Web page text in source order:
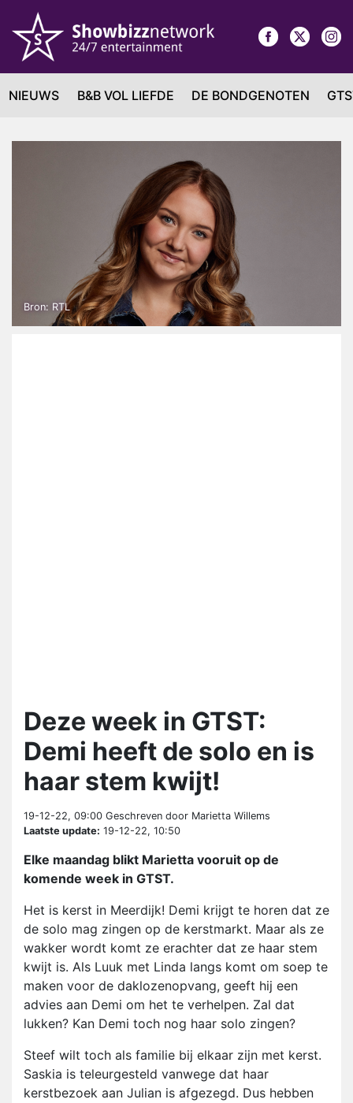
NIEUWS B&B VOL LIEFDE DE BONDGENOTEN
Bron: RTL
Deze week in GTST:
Demi heeft de solo en is
haar stem kwijt!
19-12-22, 09:00 Geschreven door Marietta Willems
Laatste update: 19-12-22, 10:50
Elke maandag blikt Marietta vooruit op de
komende week in GTST.
Het is kerst in Meerdijk! Demi krijgt te horen dat ze
de solo mag zingen op de kerstmarkt. Maar als ze
wakker wordt komt ze erachter dat ze haar stem
kwijt is. Als Luuk met Linda langs komt om soep te
maken voor de daklozenopvang, geeft hij een
advies aan Demi om het te verhelpen. Zal dat
lukken? Kan Demi toch nog haar solo zingen?
Steef wilt toch als familie bij elkaar zijn met kerst.
Saskia is teleurgesteld vanwege dat haar
kerstbezoek aan Julian is afgezegd. Dus hebben